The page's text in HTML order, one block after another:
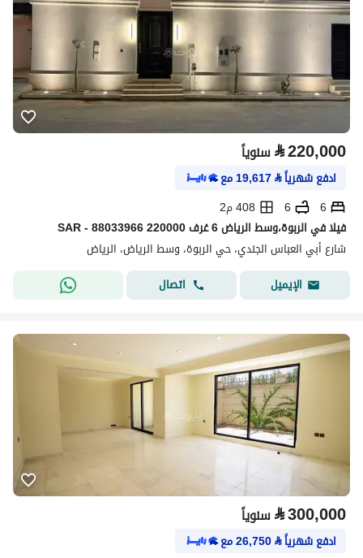
⃁220,000 سنوياً
ادفع شهرياً⃁
19,617مع
6
6
408 م2
فیلا في الربوة،وسط الرياض 6 غرف 220000 SAR - 88033966
شارع أبي العباس الجندي، حي الربوة، وسط الرياض، الرياض
الإيميل
اتصال
⃁300,000 سنوياً
ادفع شهرياً⃁
26,750مع